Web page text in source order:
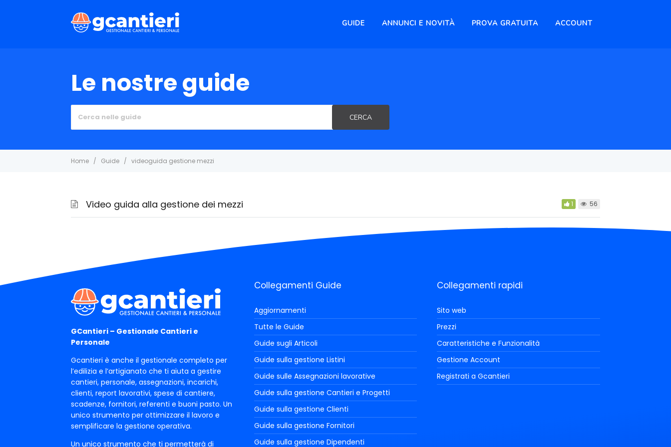
GUIDE ANNUNCI E NOVITÀ PROVA GRATUITA ACCOUNT
Le nostre guide
CERCA
Home Guide videoguida gestione mezzi
Video guida alla gestione dei mezzi 1 56
GCantieri – Gestionale Cantieri e
Personale
Gcantieri è anche il gestionale completo per
l’edilizia e l’artigianato che ti aiuta a gestire
cantieri, personale, assegnazioni, incarichi,
clienti, report lavorativi, spese di cantiere,
scadenze, fornitori, referenti e buoni pasto. Un
unico strumento per ottimizzare il lavoro e
semplificare la gestione operativa.
Un unico strumento che ti permetterà di
Collegamenti Guide
Aggiornamenti
Tutte le Guide
Guide sugli Articoli
Guide sulla gestione Listini
Guide sulle Assegnazioni lavorative
Guide sulla gestione Cantieri e Progetti
Guide sulla gestione Clienti
Guide sulla gestione Fornitori
Guide sulla gestione Dipendenti
Collegamenti rapidi
Sito web
Prezzi
Caratteristiche e Funzionalità
Gestione Account
Registrati a Gcantieri